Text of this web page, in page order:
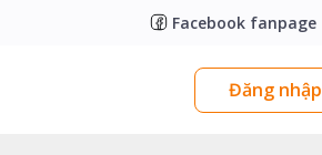
Facebook fanpage
Đăng nhập